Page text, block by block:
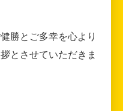
勝とご多幸を心より
とさせていただきま